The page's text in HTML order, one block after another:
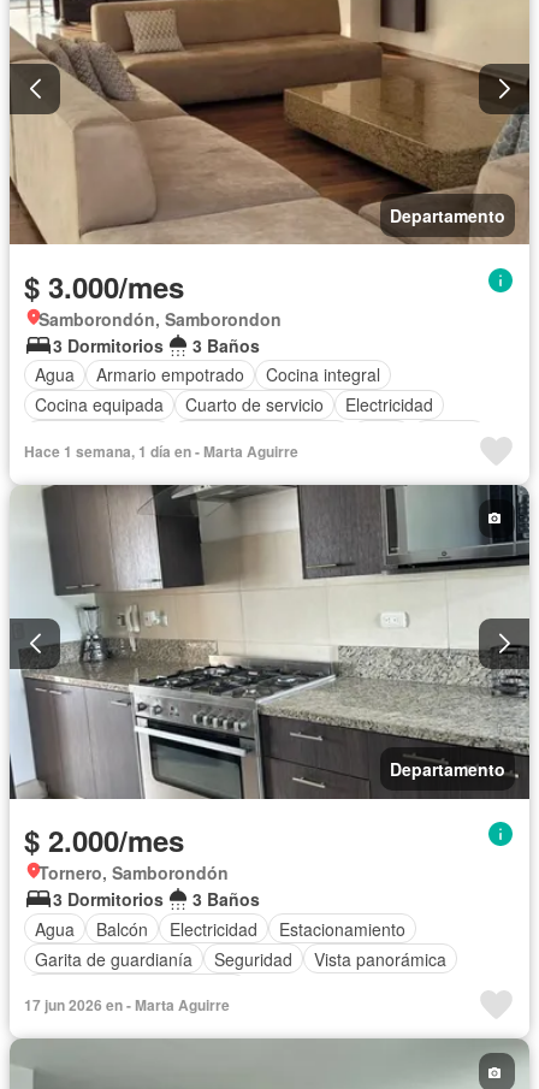
Departamento
$ 3.000/mes
Samborondón, Samborondon
3 Dormitorios
3 Baños
Agua
Armario empotrado
Cocina integral
Cocina equipada
Cuarto de servicio
Electricidad
Conserje
Seguridad Vista panorámica
Hace 1 semana, 1 día en - Marta Aguirre
Departamento
$ 2.000/mes
Tornero, Samborondón
3 Dormitorios
3 Baños
Agua
Balcón Electricidad
Estacionamiento
Garita de guardianía
Seguridad
Vista panorámica
17 jun 2026 en - Marta Aguirre